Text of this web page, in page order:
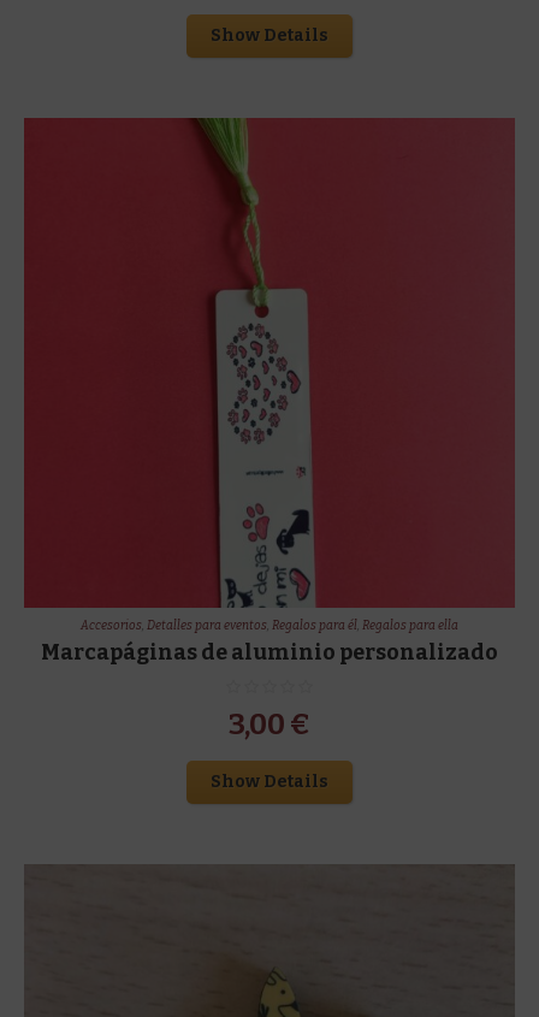
Show Details
Accesorios, Detalles para eventos, Regalos para él, Regalos para ella
Marcapáginas de aluminio personalizado
3,00 €
Show Details